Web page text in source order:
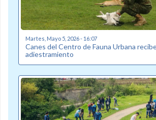
Martes, Mayo 5, 2026 - 16:07
Canes del Centro de Fauna Urbana
adiestramiento